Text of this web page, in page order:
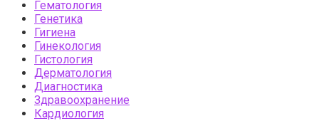
Гематология
Генетика
Гигиена
Гинекология
Гистология
Дерматология
Диагностика
Здравоохранение
Кардиология